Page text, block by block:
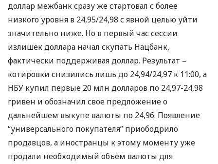
доллар межбанк сразу же стартовал с более
низкого уровня в 24,95/24,98 с явной целью уйти
значительно ниже. Но в первый час сессии
излишек доллара начал скупать Нацбанк,
фактически поддерживая доллар. Результат –
котировки снизились лишь до 24,94/24,97 к 11:00, а
НБУ купил первые 20 млн долларов по 24,97-24,98
гривен и обозначил свое предложение о
дальнейшем выкупе валюты по 24,96. Появление
“универсального покупателя” приободрило
продавцов, а иностранцы к этому моменту уже
продали необходимый объем валюты для